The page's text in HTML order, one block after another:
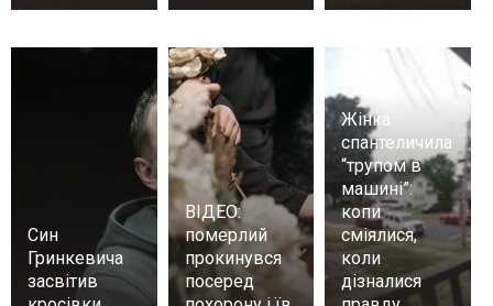
Син
Гринкевича
засвітив
ВІДЕО:
померлий
прокинувся
посеред
Жінка
спантеличила
“трупом в
машині”:
копи
сміялися,
коли
дізналися